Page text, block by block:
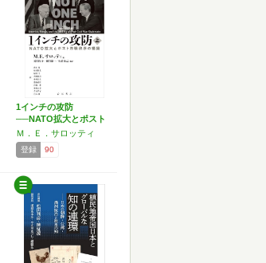
1インチの攻防
──NATO拡大とポスト
冷戦秩…
Ｍ．Ｅ．サロッティ
登録 90